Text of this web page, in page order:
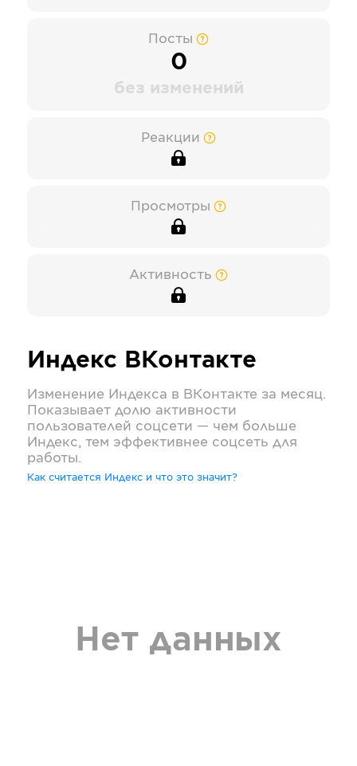
Посты
0
без изменений
Реакции
Просмотры
Активность
Индекс ВКонтакте
Изменение Индекса в ВКонтакте за месяц.
Показывает долю активности
пользователей соцсети — чем больше
Индекс, тем эффективнее соцсеть для
работы.
Как считается Индекс и что это значит?
Нет данных